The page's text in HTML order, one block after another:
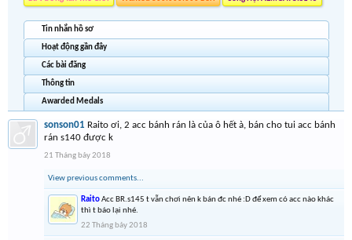
Tin nhắn hồ sơ
Hoạt động gần đây
Các bài đăng
Thông tin
Awarded Medals
sonson01 Raito ơi, 2 acc bánh rán là của ô hết à, bán cho tui acc bánh
rán s140 được k
21 Tháng bảy 2018
View previous comments...
RaitoAcc BR.s145 t vẫn chơi nên k bán đc nhé :D để xem có acc nào khác
thì t báo lại nhé.
22 Tháng bảy 2018